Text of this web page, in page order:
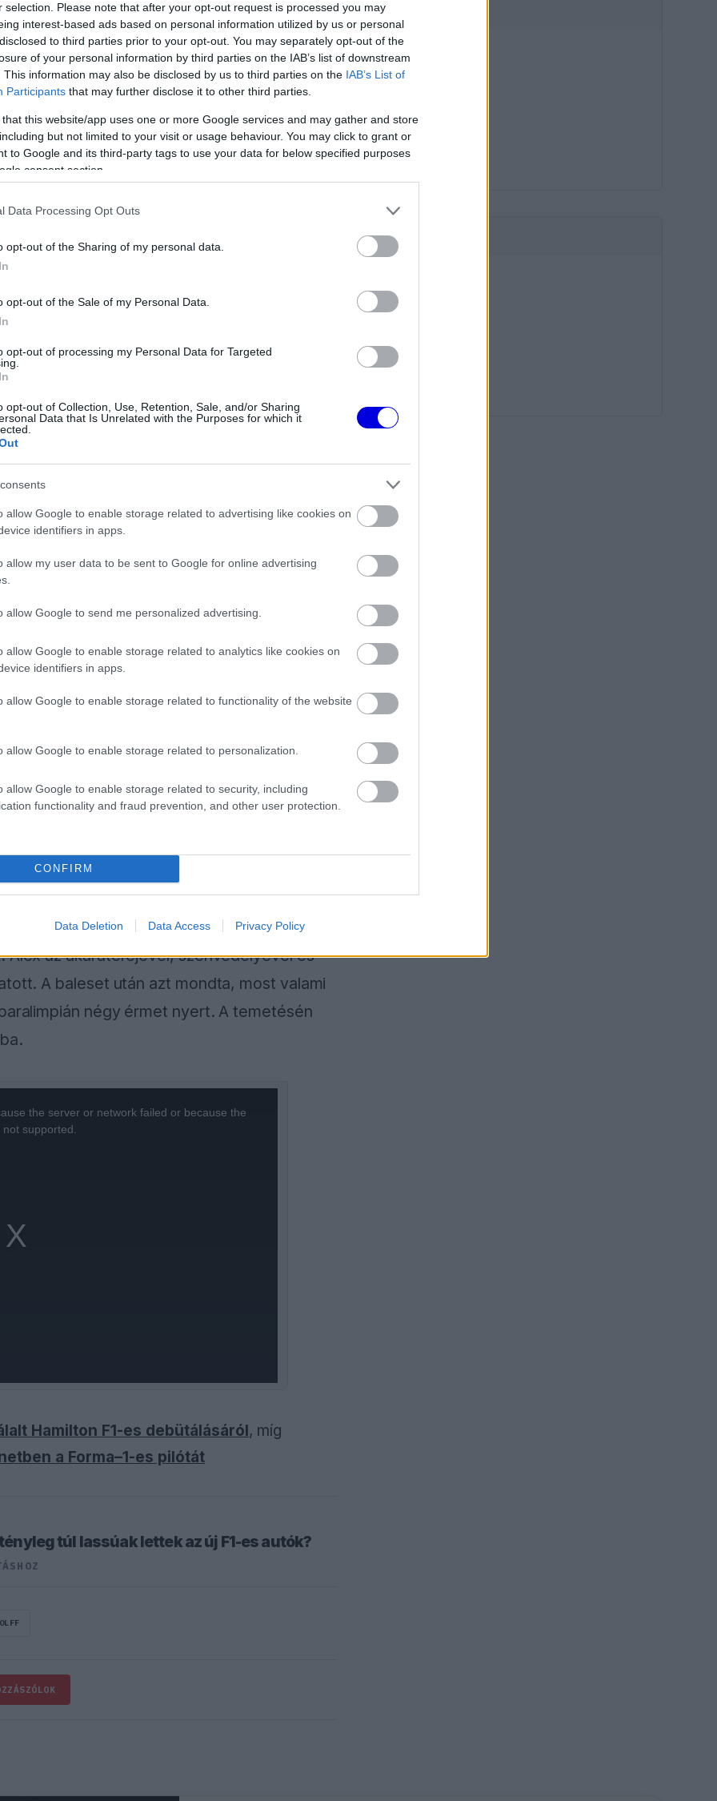
selection. Please note that after your opt-out request is processed you may
interest-based ads based on personal information utilized by us or personal
to third parties prior to your opt-out. You may separately opt-out of the
of your personal information by third parties on the IAB’s list of downstream
This information may also be disclosed by us to third parties on the IAB’s List of
Participants that may further disclose it to other third parties.
that this website/app uses one or more Google services and may gather and store
but not limited to your visit or usage behaviour. You may click to grant or
to Google and its third-party tags to use your data for below specified purposes
consent section.
Data Processing Opt Outs
opt-out of the Sharing of my personal data.
opt-out of the Sale of my Personal Data.
opt-out of processing my Personal Data for Targeted
opt-out of Collection, Use, Retention, Sale, and/or Sharing
Data that Is Unrelated with the Purposes for which it
allow Google to enable storage related to advertising like cookies on
identifiers in apps.
allow my user data to be sent to Google for online advertising
allow Google to send me personalized advertising.
allow Google to enable storage related to analytics like cookies on
identifiers in apps.
allow Google to enable storage related to functionality of the website
allow Google to enable storage related to personalization.
allow Google to enable storage related to security, including
functionality and fraud prevention, and other user protection.
CONFIRM
Data Deletion Data Access Privacy Policy
Player
is
loading.
személyes kapcsolatot is ápol.
akivel nemrég az Olasz Riviérán ebédelt.
érte a
FORMA-1
a Holland Nagydíjra
fogalmazott meg. „Kimi Antonelli
él ez a srác. Nagyon kedvelem,
az Olasz Riviérán. Ha egy versenyzőt
versenyez, de a jövőben
is, amely megrázta az autósport világát.
es baleset előtt kezdődött, és a
hangon beszélt.
és utána is barátok maradtunk. Több
az akaraterejével, szenvedélyével és
A baleset után azt mondta, most valami
négy érmet nyert. A temetésén
the server or network failed or because the
not supported.
Hamilton F1-es debütálásáról, míg
a Forma–1-es pilótát
Ijesztő jelzés Spából, tényleg túl lassúak lettek az új F1-es autók?